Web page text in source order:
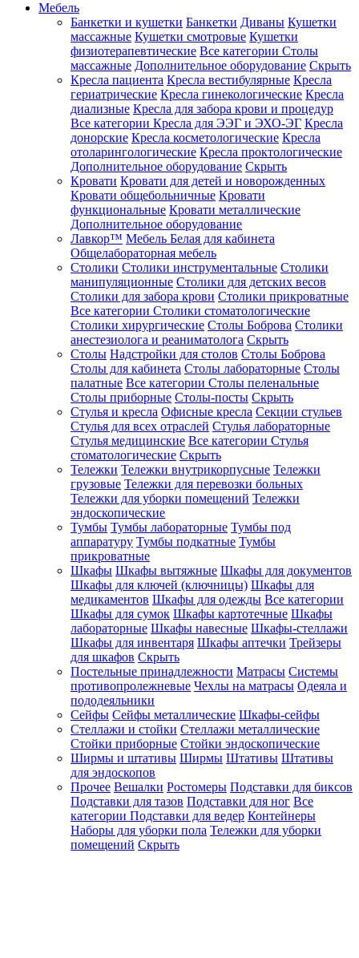
Мебель
Банкетки и кушетки Банкетки Диваны Кушетки
массажные Кушетки смотровые Кушетки
физиотерапевтические Все категории Столы
массажные Дополнительное оборудование Скрыть
Кресла пациента Кресла вестибулярные Кресла
гериатрические Кресла гинекологические Кресла
диализные Кресла для забора крови и процедур
Все категории Кресла для ЭЭГ и ЭХО-ЭГ Кресла
донорские Кресла косметологические Кресла
отоларингологические Кресла проктологические
Дополнительное оборудование Скрыть
Кровати Кровати для детей и новорожденных
Кровати общебольничные Кровати
функциональные Кровати металлические
Дополнительное оборудование
Лавкор™ Мебель Белая для кабинета
Общелабораторная мебель
Столики Столики инструментальные Столики
манипуляционные Столики для детских весов
Столики для забора крови Столики прикроватные
Все категории Столики стоматологические
Столики хирургические Столы Боброва Столики
анестезиолога и реаниматолога Скрыть
Столы Надстройки для столов Столы Боброва
Столы для кабинета Столы лабораторные Столы
палатные Все категории Столы пеленальные
Столы приборные Столы-посты Скрыть
Стулья и кресла Офисные кресла Секции стульев
Стулья для всех отраслей Стулья лабораторные
Стулья медицинские Все категории Стулья
стоматологические Скрыть
Тележки Тележки внутрикорпусные Тележки
грузовые Тележки для перевозки больных
Тележки для уборки помещений Тележки
эндоскопические
Тумбы Тумбы лабораторные Тумбы под
аппаратуру Тумбы подкатные Тумбы
прикроватные
Шкафы Шкафы вытяжные Шкафы для документов
Шкафы для ключей (ключницы) Шкафы для
медикаментов Шкафы для одежды Все категории
Шкафы для сумок Шкафы картотечные Шкафы
лабораторные Шкафы навесные Шкафы-стеллажи
Шкафы для инвентаря Шкафы аптечки Трейзеры
для шкафов Скрыть
Постельные принадлежности Матрасы Системы
противопролежневые Чехлы на матрасы Одеяла и
пододеяльники
Сейфы Сейфы металлические Шкафы-сейфы
Стеллажи и стойки Стеллажи металлические
Стойки приборные Стойки эндоскопические
Ширмы и штативы Ширмы Штативы Штативы
для эндоскопов
Прочее Вешалки Ростомеры Подставки для биксов
Подставки для тазов Подставки для ног Все
категории Подставки для ведер Контейнеры
Наборы для уборки пола Тележки для уборки
помещений Скрыть